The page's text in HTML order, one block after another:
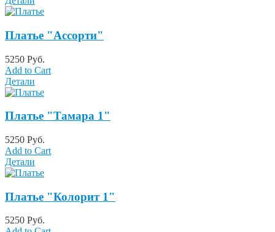
Платье "Ассорти"
5250 Руб.
Add to Cart
Детали
Платье "Тамара 1"
5250 Руб.
Add to Cart
Детали
Платье "Колорит 1"
5250 Руб.